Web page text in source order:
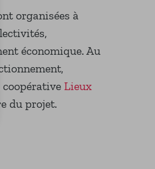
organisées à
économique. Au
Lieux
du projet.